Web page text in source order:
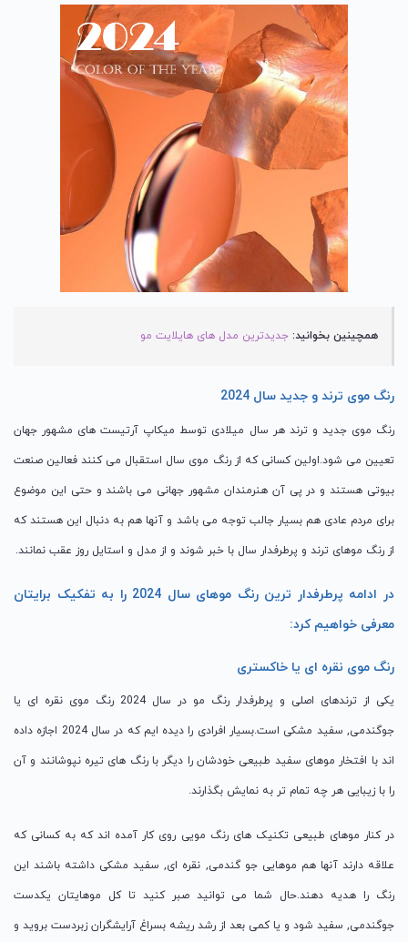
همچینین بخوانید: جدیدترین مدل های هایلایت مو
رنگ موی ترند و جدید سال 2024
رنگ موی جدید و ترند هر سال میلادی توسط میکاپ آرتیست های مشهور جهان
تعیین می شود.اولین کسانی که از رنگ موی سال استقبال می کنند فعالین صنعت
بیوتی هستند و در پی آن هنرمندان مشهور جهانی می باشند و حتی این موضوع
برای مردم عادی هم بسیار جالب توجه می باشد و آنها هم به دنبال این هستند که
از رنگ موهای ترند و پرطرفدار سال با خبر شوند و از مدل و استایل روز عقب نمانند.
در ادامه پرطرفدار ترین رنگ موهای سال 2024 را به تفکیک برایتان
معرفی خواهیم کرد:
رنگ موی نقره ای یا خاکستری
یکی از ترندهای اصلی و پرطرفدار رنگ مو در سال 2024 رنگ موی نقره ای یا
جوگندمی, سفید مشکی است.بسیار افرادی را دیده ایم که در سال 2024 اجازه داده
اند با افتخار موهای سفید طبیعی خودشان را دیگر با رنگ های تیره نپوشانند و آن
را با زیبایی هر چه تمام تر به نمایش بگذارند.
در کنار موهای طبیعی تکنیک های رنگ مویی روی کار آمده اند که به کسانی که
علاقه دارند آنها هم موهایی جو گندمی, نقره ای, سفید مشکی داشته باشند این
رنگ را هدیه دهند.حال شما می توانید صبر کنید تا کل موهایتان یکدست
جوگندمی, سفید شود و یا کمی بعد از رشد ریشه بسراغ آرایشگران زبردست بروید و